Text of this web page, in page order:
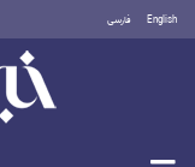
English فارسی